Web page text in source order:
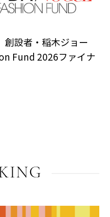
創設者・稲木ジョー
Fund 2026ファイナ